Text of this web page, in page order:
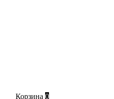
Корзина 0